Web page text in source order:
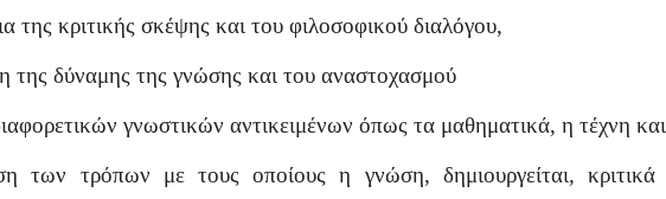
της κριτικής σκέψης και του φιλοσοφικού διαλόγου,
της δύναμης της γνώσης και του αναστοχασμού
γνωστικών αντικειμένων όπως τα μαθηματικά, η τέχνη
των τρόπων με τους οποίους η γνώση, δημιουργείται, κριτικά